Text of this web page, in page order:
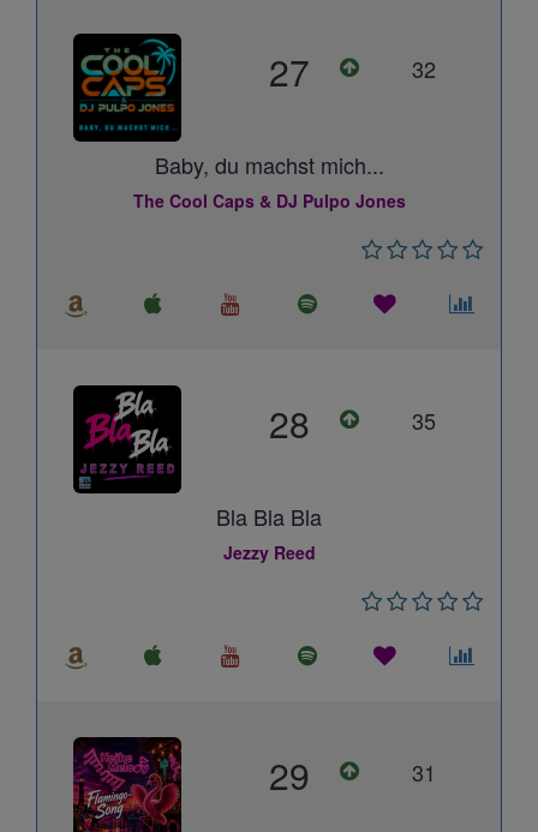
27 32
Baby, du machst mich...
The Cool Caps & DJ Pulpo Jones
28 35
Bla Bla Bla
Jezzy Reed
29 31